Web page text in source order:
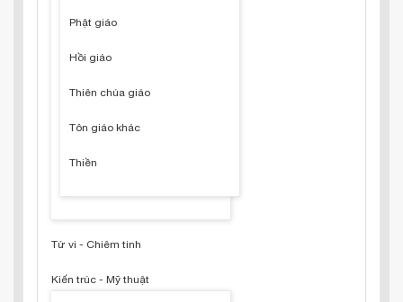
Phật giáo
Hồi giáo
Thiên chúa giáo
Tôn giáo khác
Thiền
Tử vi - Chiêm tinh
Kiến trúc - Mỹ thuật